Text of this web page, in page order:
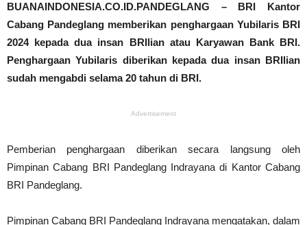
BUANAINDONESIA.CO.ID.PANDEGLANG – BRI Kantor
Cabang Pandeglang memberikan penghargaan Yubilaris BRI
2024 kepada dua insan BRIlian atau Karyawan Bank BRI.
Penghargaan Yubilaris diberikan kepada dua insan BRIlian
sudah mengabdi selama 20 tahun di BRI.
Advertisement
Pemberian penghargaan diberikan secara langsung oleh
Pimpinan Cabang BRI Pandeglang Indrayana di Kantor Cabang
BRI Pandeglang.
Pimpinan Cabang BRI Pandeglang Indrayana mengatakan, dalam